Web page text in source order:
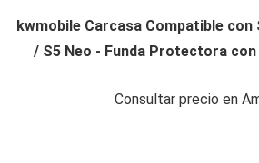
kwmobile Carcasa Compatible con
/ S5 Neo - Funda Protectora
Consultar precio en